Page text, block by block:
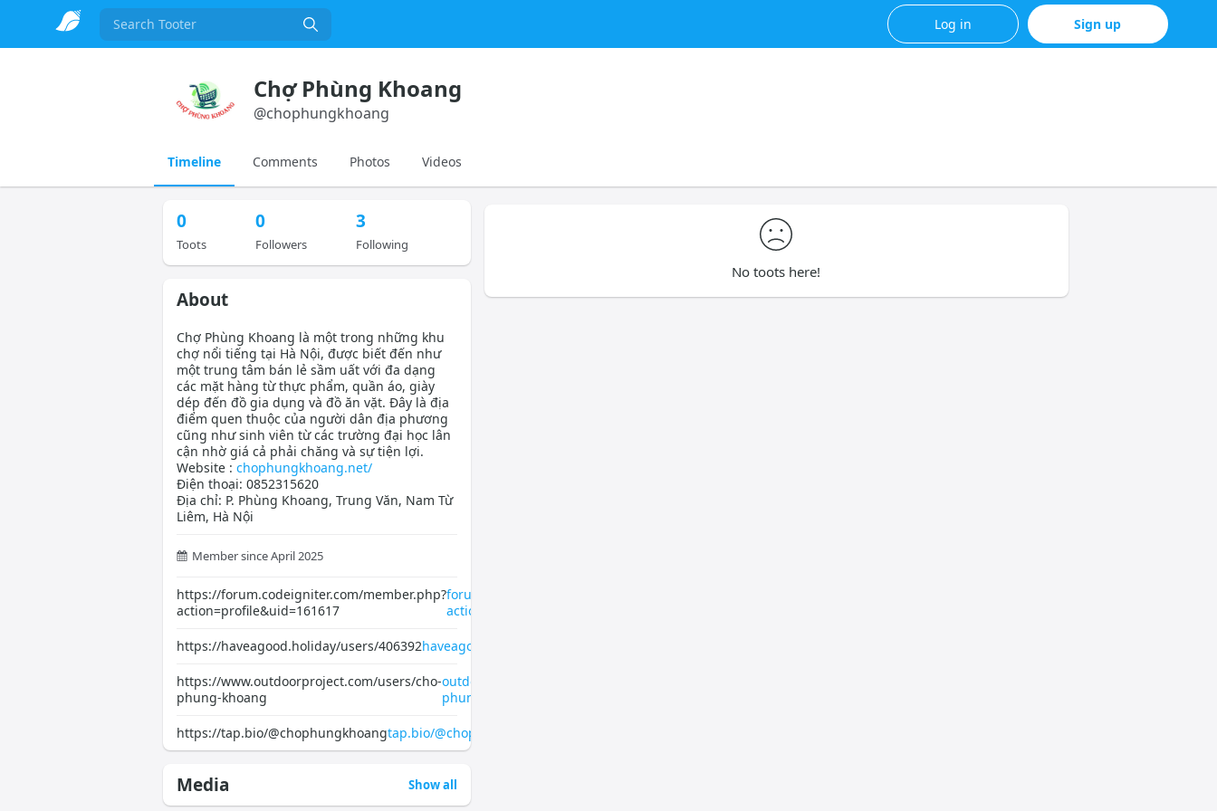
Search Log in Sign up
Chợ Phùng Khoang
@chophungkhoang
Timeline Comments Photos Videos
0
Toots
0
Followers
3
Following
About
Chợ Phùng Khoang là một trong những khu
chợ nổi tiếng tại Hà Nội, được biết đến như
một trung tâm bán lẻ sầm uất với đa dạng
các mặt hàng từ thực phẩm, quần áo, giày
dép đến đồ gia dụng và đồ ăn vặt. Đây là địa
điểm quen thuộc của người dân địa phương
cũng như sinh viên từ các trường đại học lân
cận nhờ giá cả phải chăng và sự tiện lợi.
Website : chophungkhoang.net/
Điện thoại: 0852315620
Địa chỉ: P. Phùng Khoang, Trung Văn, Nam Từ
Liêm, Hà Nội
Member since April 2025
https://forum.codeigniter.com/member.php?
action=profile&uid=161617
forum.codeigniter.com/member.php?
action=profi
https://haveagood.holiday/users/406392haveagood.holiday/users/406392
https://www.outdoorproject.com/users/cho-
phung-khoang
outdoorproject.com/users/cho-
phung-khoang
https://tap.bio/@chophungkhoangtap.bio/@chophungkhoang
Media Show all
No toots here!